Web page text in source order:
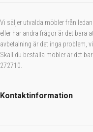
Vi säljer utvalda möbler från
eller har andra frågor är det bara
avbetalning är det inga problem,
Skall du beställa möbler är det
272710.
Kontaktinformation